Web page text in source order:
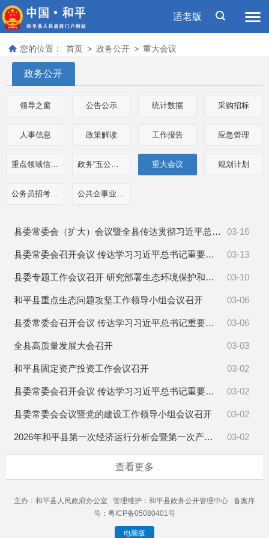
适老版
您的位置： 首页 > 政务公开 > 重大会议
政务公开
领导之窗 公告公示 统计数据 采购招标
人事信息 政策解读 工作报告 应急管理
重点领域信息公开 政务“五公开”专栏 重大会议 规划计划
03-16
县委常委会（扩大）会议暨全县传达贯彻习近平总书记重要讲话精神和全国两会精神干部大会召开
03-13
县委常委会召开会议 传达学习习近平总书记重要指示精神
03-10
县委专题工作会议召开 研究部署生态环境保护和人居环境整治提升等工作
03-06
和平县重点生态问题攻坚工作领导小组会议召开
03-06
县委常委会召开会议 传达学习习近平总书记重要论述精神
03-03
全县高质量发展大会召开
03-02
和平县固定资产投资工作会议召开
03-02
县委常委会召开会议 传达学习习近平总书记重要讲话精神
03-02
县委常委会会议暨党的建设工作领导小组会议召开
03-02
2026年和平县第一次经济运行分析会暨第一次产业建设“大会战”工作会议召开
查看更多
主办：和平县人民政府办公室 管理维护：和平县政务公开管理中心 备案序
号：粤ICP备05080401号
电脑版